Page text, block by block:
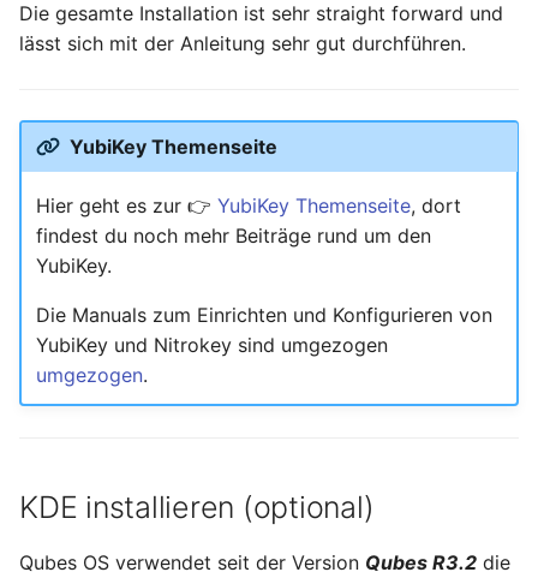
Juni 2022
April 2022
März 2022
Februar 2022
Januar 2022
Dezember 2021
Oktober 2021
September 2021
Die gesamte Installation ist sehr straight forward und
lässt sich mit der Anleitung sehr gut durchführen.
YubiKey Themenseite
Hier geht es zur 👉 YubiKey Themenseite, dort
findest du noch mehr Beiträge rund um den
YubiKey.
Die Manuals zum Einrichten und Konfigurieren von
YubiKey und Nitrokey sind umgezogen
umgezogen.
KDE installieren (optional)
Qubes OS verwendet seit der Version Qubes R3.2 die